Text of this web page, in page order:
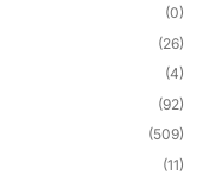
(0)
(26)
(4)
(92)
(509)
(11)